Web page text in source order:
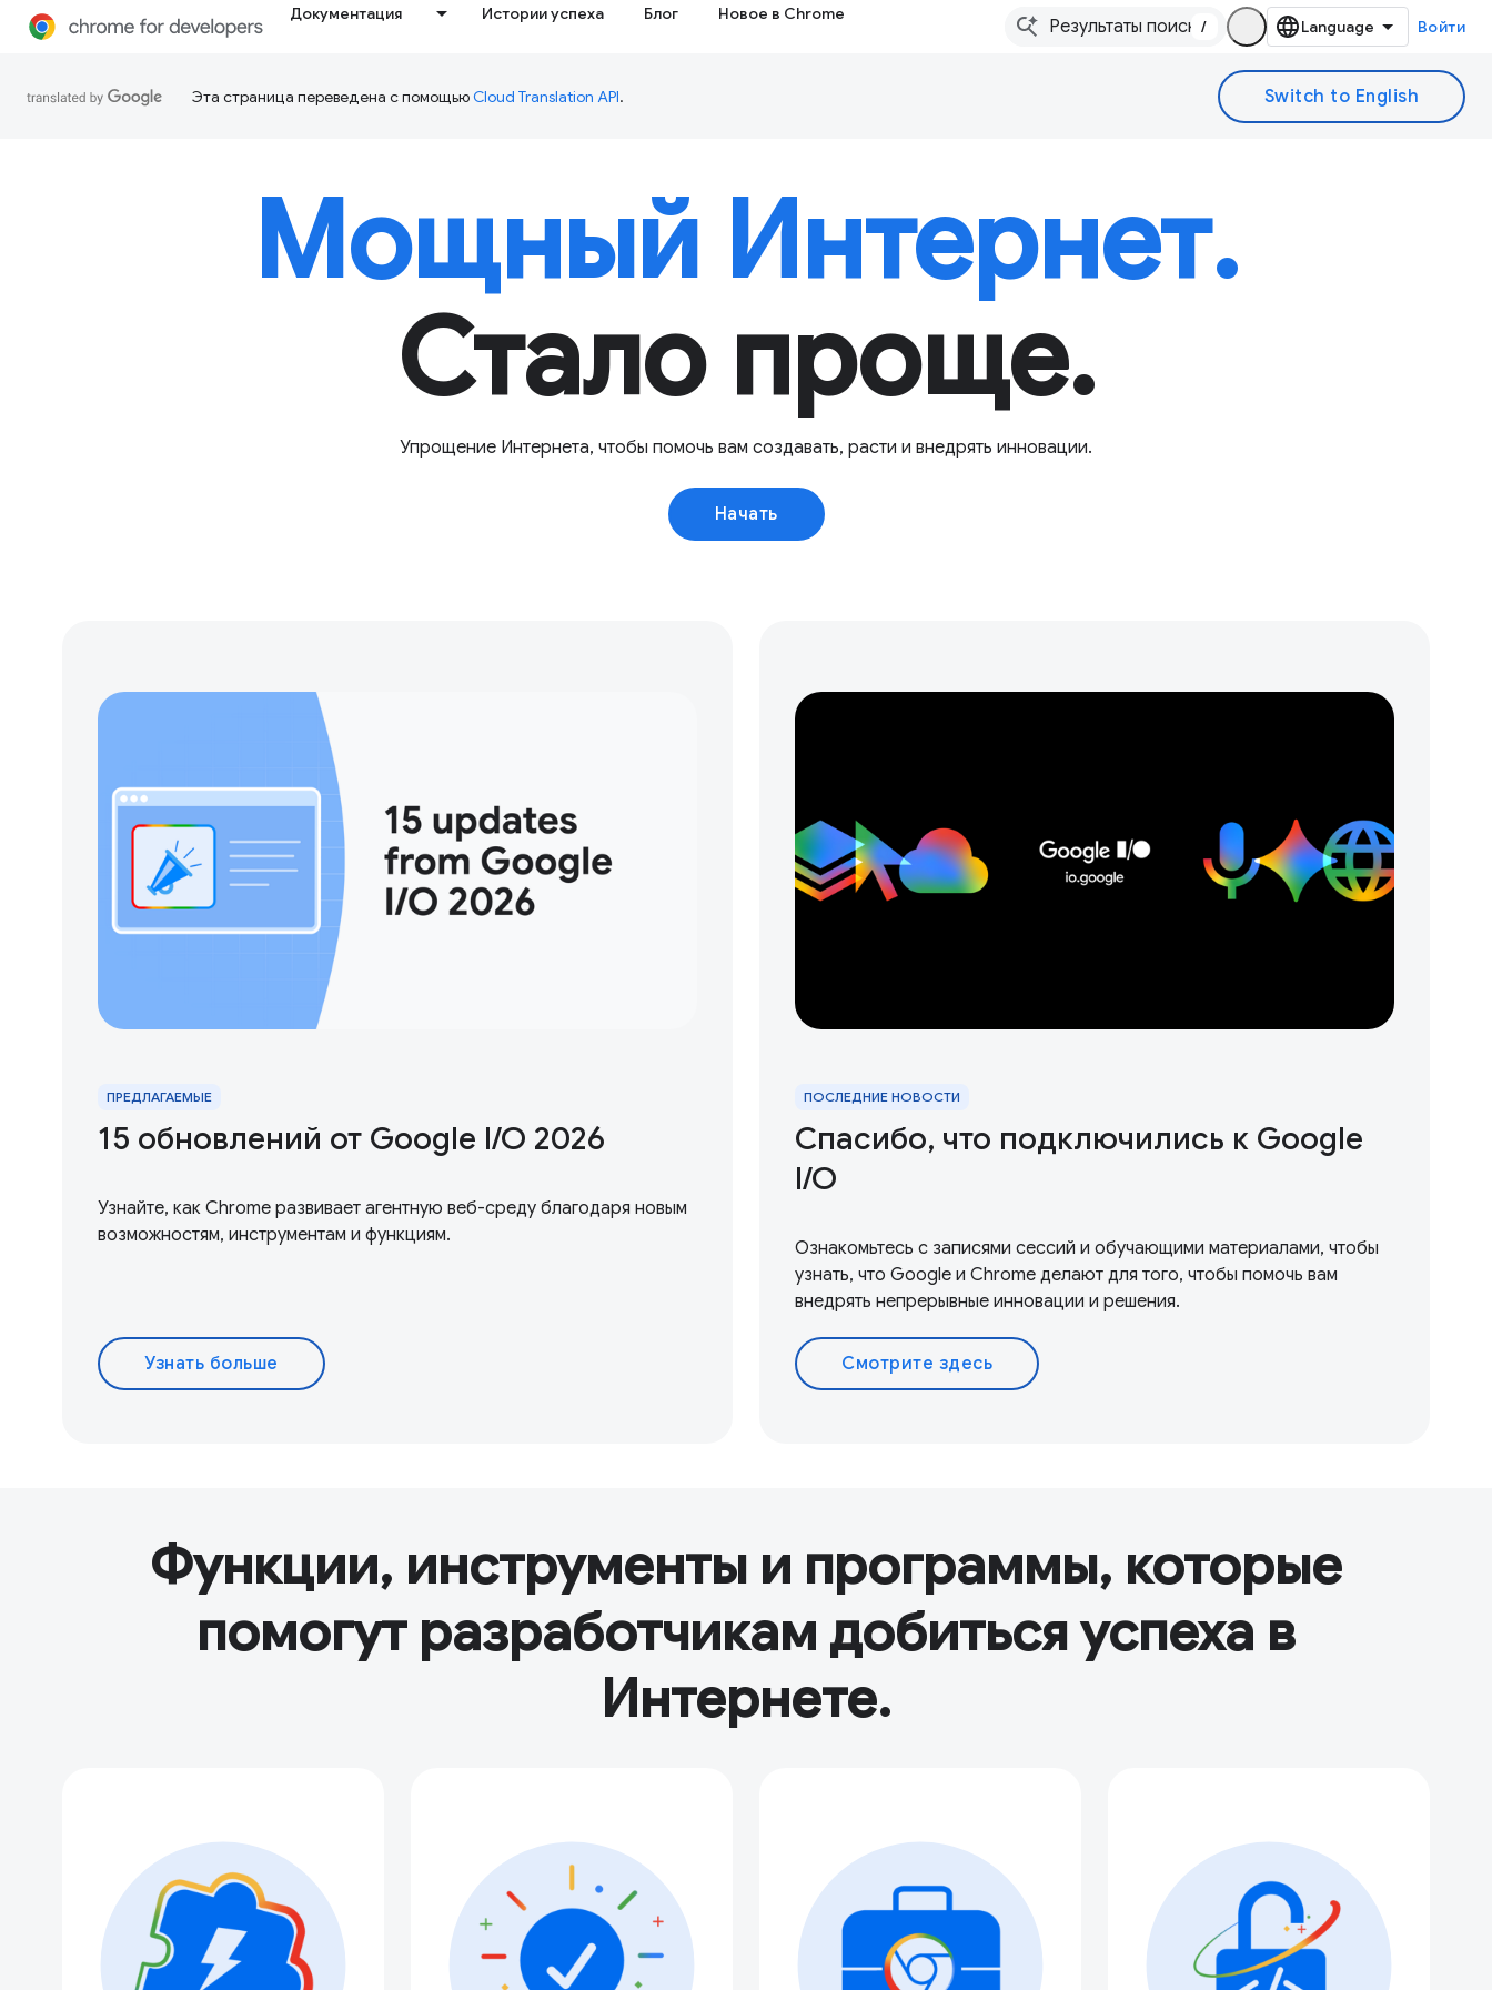
Документация Истории успеха Блог Новое в Chrome
/ Войти
Эта страница переведена с помощьюCloud Translation API.
Мощный Интернет.
Стало проще.
Упрощение Интернета, чтобы помочь вам создавать, расти и внедрять инновации.
Начать
ПРЕДЛАГАЕМЫЕ
15 обновлений от Google I / O 2026
Узнайте, как Chrome развивает агентную веб-среду благодаря новым
возможностям, инструментам и функциям.
Узнать больше
ПОСЛЕДНИЕ НОВОСТИ
Спасибо, что подключились к Google
I / O
Ознакомьтесь с записями сессий и обучающими материалами, чтобы
узнать, что Google и Chrome делают для того, чтобы помочь вам
внедрять непрерывные инновации и решения.
Смотрите здесь
Функции, инструменты и программы, которые
помогут разработчикам добиться успеха в
Интернете.